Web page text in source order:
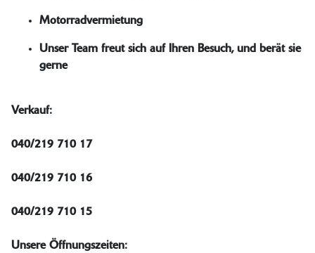
Motorradvermietung
Unser Team freut sich auf Ihren Besuch, und berät sie
gerne
Verkauf:
040/219 710 17
040/219 710 16
040/219 710 15
Unsere Öffnungszeiten: